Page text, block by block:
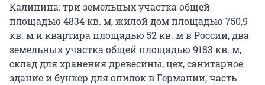
Калинина: три земельных участка общей
площадью 4834 кв. м, жилой дом площадью 750,9
кв. м и квартира площадью 52 кв. м в России, два
земельных участка общей площадью 9183 кв. м,
склад для хранения древесины, цех, санитарное
здание и бункер для опилок в Германии, часть